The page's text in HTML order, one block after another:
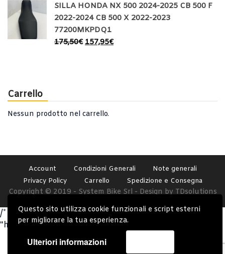
Questo sito utilizza cookie funzionali e script esterni
per migliorare la tua esperienza.
Ulteriori informazioni
SILLA HONDA NX 500 2024-2025 CB 500 F
2022-2024 CB 500 X 2022-2023
77200MKPDQ1
175,50€ 157,95€
Carrello
Nessun prodotto nel carrello.
Account Condizioni Generali
Note generali
Privacy Policy
Carrello Spedizione e Consegna
Copyright © 2019 - System Bike Srl - Design by TDsolutions
/* Omit closing PHP tag at the end of PHP files to avoid
"headers already sent" issues. */